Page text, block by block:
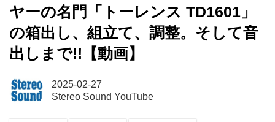
ヤーの名門「トーレンス TD1601」
の箱出し、組立て、調整。そして音
出しまで!!【動画】
2025-02-27
Stereo Sound YouTube